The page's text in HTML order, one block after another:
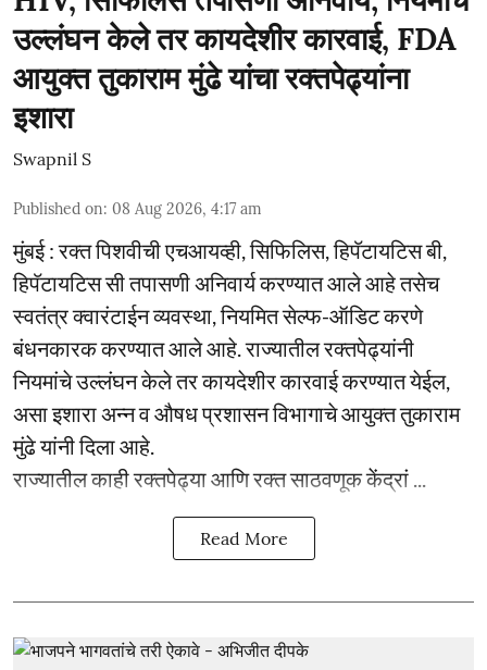
उल्लंघन केले तर कायदेशीर कारवाई, FDA
आयुक्त तुकाराम मुंढे यांचा रक्तपेढ्यांना
इशारा
Swapnil S
Published on: 08 Aug 2026, 4:17 am
मुंबई : रक्त पिशवीची एचआयव्ही, सिफिलिस, हिपॅटायटिस बी,
हिपॅटायटिस सी तपासणी अनिवार्य करण्यात आले आहे तसेच
स्वतंत्र क्वारंटाईन व्यवस्था, नियमित सेल्फ-ऑडिट करणे
बंधनकारक करण्यात आले आहे. राज्यातील रक्तपेढ्यांनी
नियमांचे उल्लंघन केले तर कायदेशीर कारवाई करण्यात येईल,
असा इशारा अन्न व औषध प्रशासन विभागाचे आयुक्त तुकाराम
मुंढे यांनी दिला आहे.
राज्यातील काही रक्तपेढ्या आणि रक्त साठवणूक केंद्रां ...
Read More